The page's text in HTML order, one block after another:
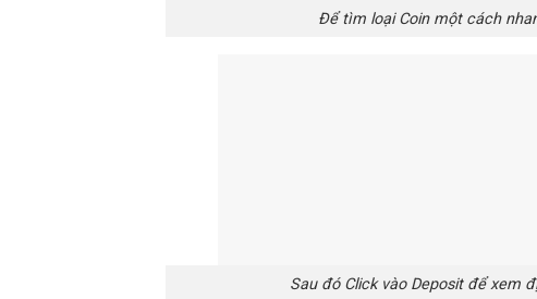
Để tìm loại Coin một cách
Sau đó Click vào Deposit để xem